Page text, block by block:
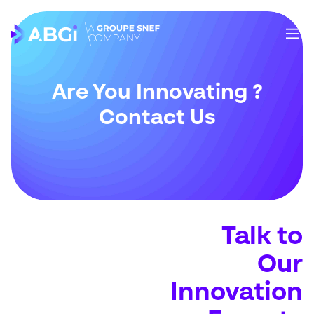
Are You Innovating ?
Contact Us
Talk to
Our
Innovation